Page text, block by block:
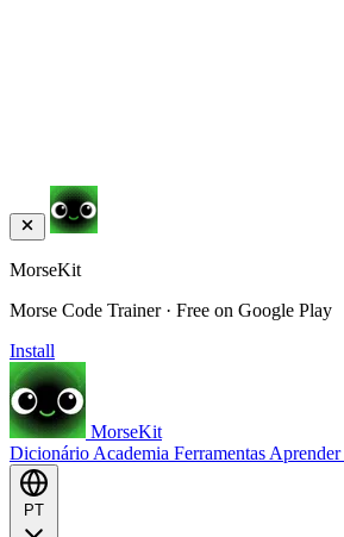
MorseKit
Morse Code Trainer · Free on Google Play
Install
MorseKit
Dicionário Academia Ferramentas Aprender